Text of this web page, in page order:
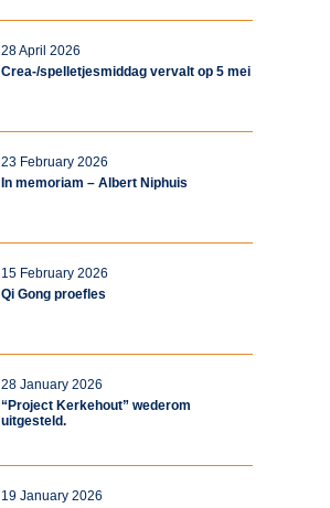
28 April 2026
Crea-/spelletjesmiddag vervalt op 5 mei
23 February 2026
In memoriam – Albert Niphuis
15 February 2026
Qi Gong proefles
28 January 2026
“Project Kerkehout” wederom
uitgesteld.
19 January 2026